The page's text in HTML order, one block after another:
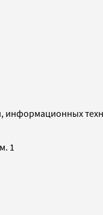
информационных
1